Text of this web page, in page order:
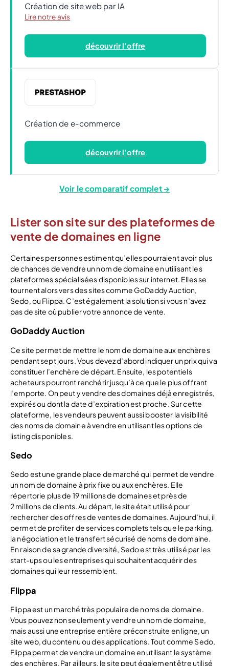
Création de site web par IA
Lire notre avis
découvrir l’offre
Création de e-commerce
découvrir l’offre
Voir le comparatif complet →
Lister son site sur des plateformes de
vente de domaines en ligne
Certaines personnes estiment qu’elles pourraient avoir plus
de chances de vendre un nom de domaine en utilisant les
plateformes spécialisées disponibles sur internet. Elles se
tournent alors vers des sites comme GoDaddy Auction,
Sedo, ou Flippa. C’est également la solution si vous n’avez
pas de site où publier votre annonce de vente.
GoDaddy Auction
Ce site permet de mettre le nom de domaine aux enchères
pendant sept jours. Vous devez d’abord indiquer un prix qui va
constituer l’enchère de départ. Ensuite, les potentiels
acheteurs pourront renchérir jusqu’à ce que le plus offrant
l’emporte. On peut y vendre des domaines déjà enregistrés,
expirés ou dont la date d’expiration est proche. Sur cette
plateforme, les vendeurs peuvent aussi booster la visibilité
des noms de domaine à vendre en utilisant les options de
listing disponibles.
Sedo
Sedo est une grande place de marché qui permet de vendre
un nom de domaine à prix fixe ou aux enchères. Elle
répertorie plus de 19 millions de domaines et près de
2 millions de clients. Au départ, le site était utilisé pour
rechercher des offres de ventes de domaines. Aujourd’hui, il
permet de profiter de services complets tels que le parking,
la négociation et le transfert sécurisé de noms de domaine.
En raison de sa grande diversité, Sedo est très utilisé par les
start-ups ou les entreprises qui souhaitent acquérir des
domaines qui leur ressemblent.
Flippa
Flippa est un marché très populaire de noms de domaine.
Vous pouvez non seulement y vendre un nom de domaine,
mais aussi une entreprise entière préconstruite en ligne, un
site web, du contenu ou des applications. Tout comme Sedo,
Flippa permet de vendre un domaine en utilisant le système
des enchères. Par ailleurs, le site peut également être utilisé